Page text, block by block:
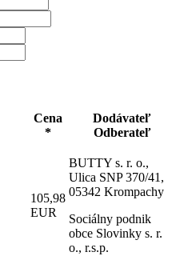
Cena
*
Dodávateľ
Odberateľ
105,98
EUR
BUTTY s. r. o.,
Ulica SNP 370/41,
05342 Krompachy
Sociálny podnik
obce Slovinky s. r.
o., r.s.p.